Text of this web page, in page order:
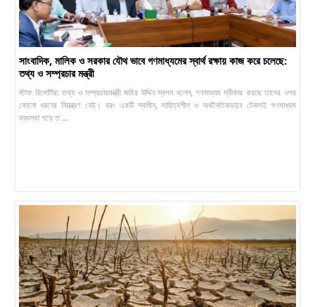
সাংবাদিক, মালিক ও সরকার যৌথ ভাবে গণমাধ্যমের স্বার্থ রক্ষায় কাজ করে চলেছে:
তথ্য ও সম্প্রচার মন্ত্রী
স্টাফ রিপোর্টার: তথ্য ও সম্প্রচারমন্ত্রী জহির উদ্দিন স্বপন বলেন, গণমাধ্যম স্বীকার করছে তাদের ওপর
কোনো ধরনের নিয়ন্ত্রণ নেই। বরং একটি স্বাধীন, দায়িত্বশীল ও অর্থনৈতিকভাবে টেকসই গণমাধ্যম
ব্যবস্থা গড়ে ত ...